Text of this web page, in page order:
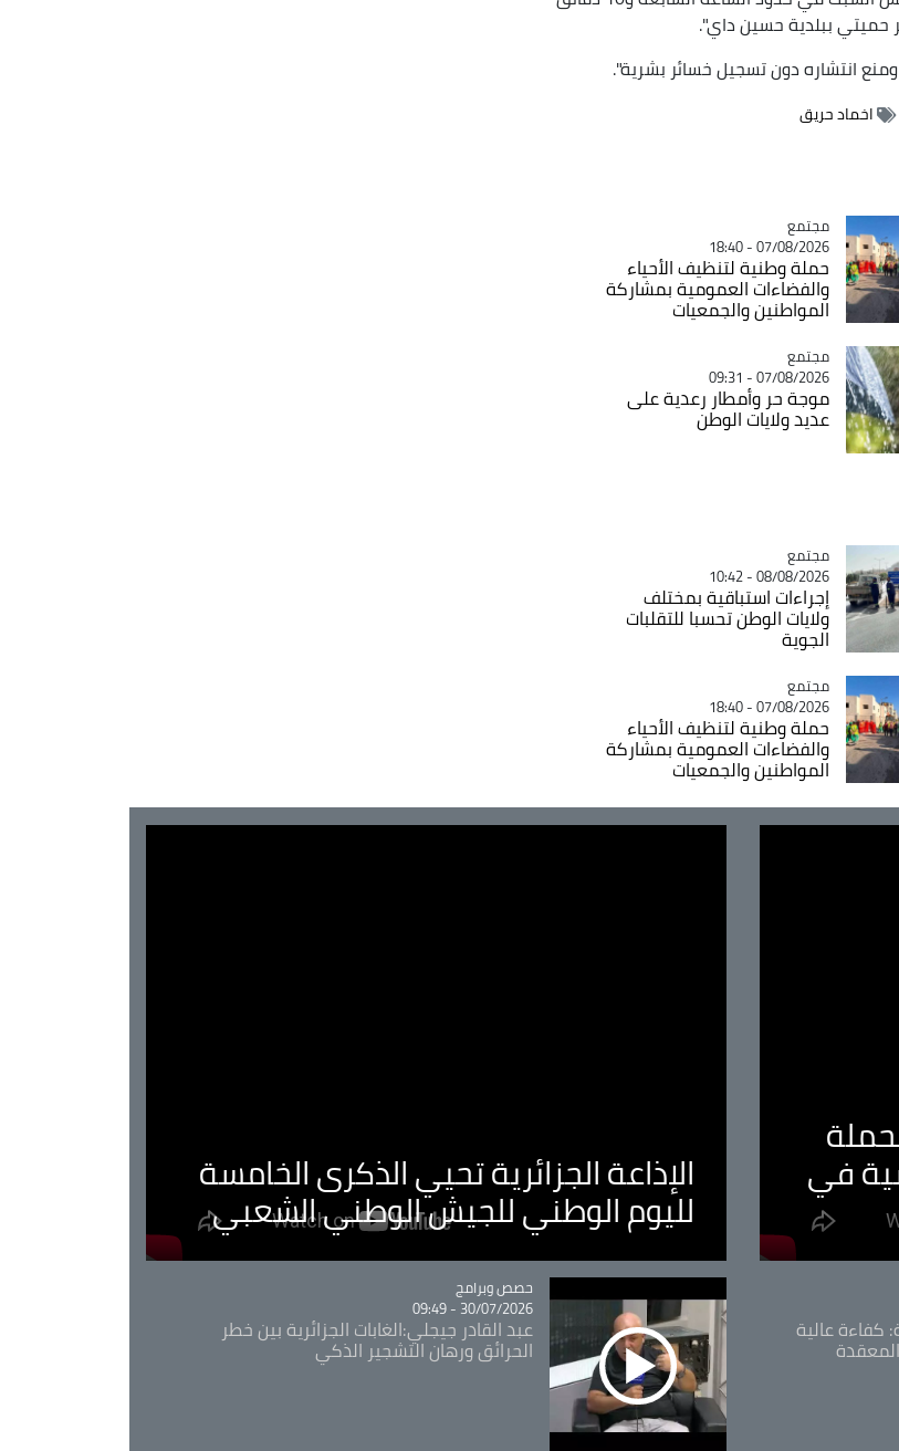
ببلدية حسين داي".
انتشاره دون تسجيل خسائر بشرية".
اخماد حريق
Catégorie
مجتمع
07/08/2026 - 18:40
حملة وطنية لتنظيف الأحياء
والفضاءات العمومية بمشاركة
المواطنين والجمعيات
Catégorie
مجتمع
07/08/2026 - 09:31
موجة حر وأمطار رعدية على
عديد ولايات الوطن
Catégorie
مجتمع
08/08/2026 - 10:42
إجراءات استباقية بمختلف
ولايات الوطن تحسبا للتقلبات
الجوية
Catégorie
مجتمع
07/08/2026 - 18:40
حملة وطنية لتنظيف الأحياء
والفضاءات العمومية بمشاركة
المواطنين والجمعيات
في الإذاعة الجزائرية تحيي الذكرى الخامسة
لليوم الوطني للجيش الوطني الشعبي
كفاءة عالية
Catégorie
حصص وبرامج
30/07/2026 - 09:49
عبد القادر جيجلي:الغابات الجزائرية بين خطر
الحرائق ورهان التشجير الذكي